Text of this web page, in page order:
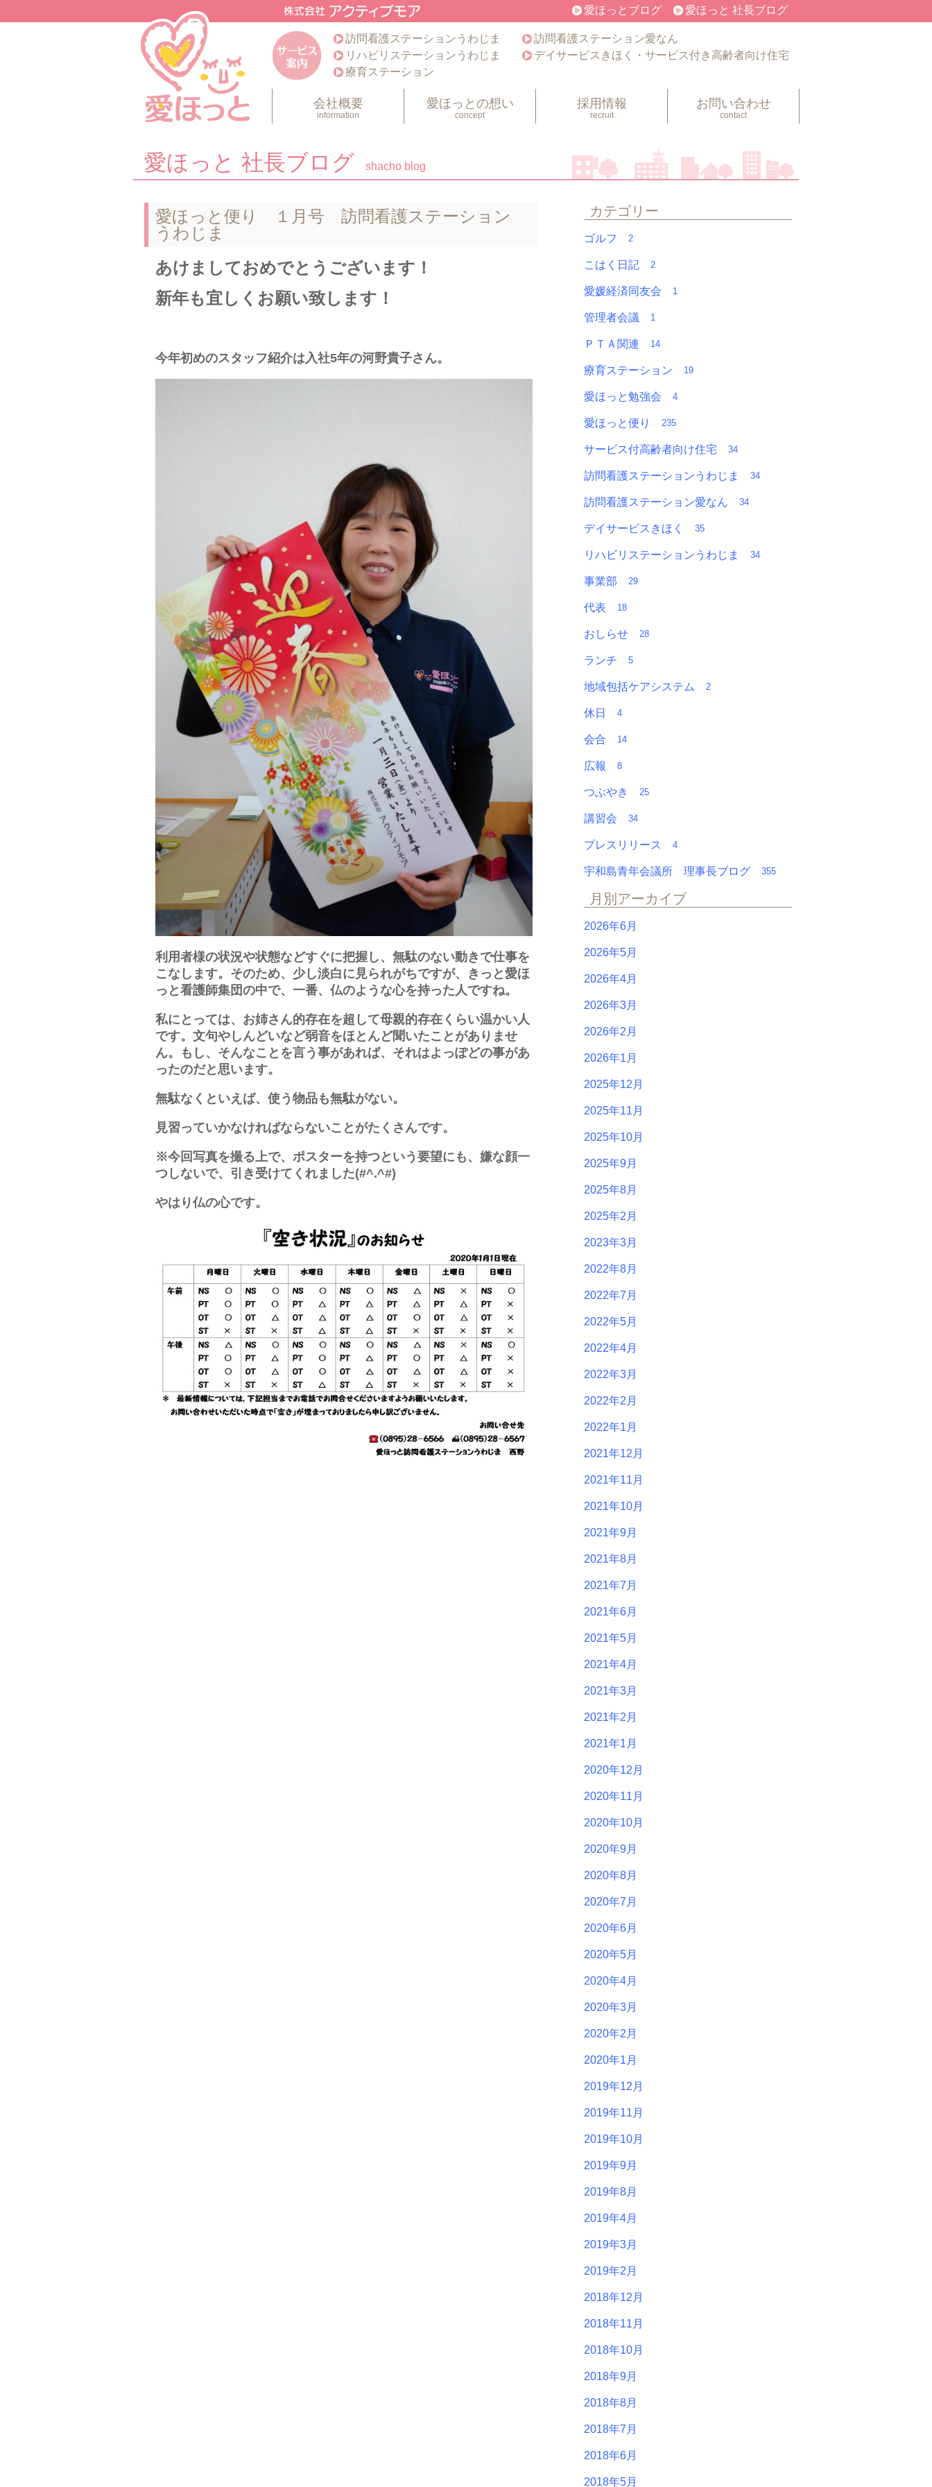
愛ほっとブログ 愛ほっと 社長ブログ
訪問看護ステーションうわじま
訪問看護ステーション愛なん
リハビリステーションうわじま
デイサービスきほく・サービス付き高齢者向け住宅
療育ステーション
会社概要
information
愛ほっとの想い
concept
採用情報
recruit
お問い合わせ
contact
愛ほっと 社長ブログ shacho blog
愛ほっと便り １月号 訪問看護ステーション
うわじま
あけましておめでとうございます！
新年も宜しくお願い致します！
今年初めのスタッフ紹介は入社5年の河野貴子さん。
利用者様の状況や状態などすぐに把握し、無駄のない動きで仕事を
こなします。そのため、少し淡白に見られがちですが、きっと愛ほ
っと看護師集団の中で、一番、仏のような心を持った人ですね。
私にとっては、お姉さん的存在を超して母親的存在くらい温かい人
です。文句やしんどいなど弱音をほとんど聞いたことがありませ
ん。もし、そんなことを言う事があれば、それはよっぽどの事があ
ったのだと思います。
無駄なくといえば、使う物品も無駄がない。
見習っていかなければならないことがたくさんです。
※今回写真を撮る上で、ポスターを持つという要望にも、嫌な顔一
つしないで、引き受けてくれました(#^.^#)
やはり仏の心です。
カテゴリー
ゴルフ 2
こはく日記 2
愛媛経済同友会 1
管理者会議 1
ＰＴＡ関連 14
療育ステーション 19
愛ほっと勉強会 4
愛ほっと便り 235
サービス付高齢者向け住宅 34
訪問看護ステーションうわじま 34
訪問看護ステーション愛なん 34
デイサービスきほく 35
リハビリステーションうわじま 34
事業部 29
代表 18
おしらせ 28
ランチ 5
地域包括ケアシステム 2
休日 4
会合 14
広報 8
つぶやき 25
講習会 34
プレスリリース 4
宇和島青年会議所 理事長ブログ 355
月別アーカイブ
2026年6月
2026年5月
2026年4月
2026年3月
2026年2月
2026年1月
2025年12月
2025年11月
2025年10月
2025年9月
2025年8月
2025年2月
2023年3月
2022年8月
2022年7月
2022年5月
2022年4月
2022年3月
2022年2月
2022年1月
2021年12月
2021年11月
2021年10月
2021年9月
2021年8月
2021年7月
2021年6月
2021年5月
2021年4月
2021年3月
2021年2月
2021年1月
2020年12月
2020年11月
2020年10月
2020年9月
2020年8月
2020年7月
2020年6月
2020年5月
2020年4月
2020年3月
2020年2月
2020年1月
2019年12月
2019年11月
2019年10月
2019年9月
2019年8月
2019年4月
2019年3月
2019年2月
2018年12月
2018年11月
2018年10月
2018年9月
2018年8月
2018年7月
2018年6月
2018年5月